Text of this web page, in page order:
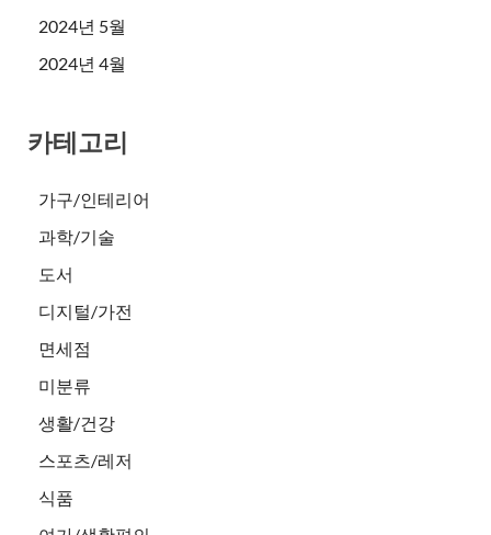
2024년 5월
2024년 4월
카테고리
가구/인테리어
과학/기술
도서
디지털/가전
면세점
미분류
생활/건강
스포츠/레저
식품